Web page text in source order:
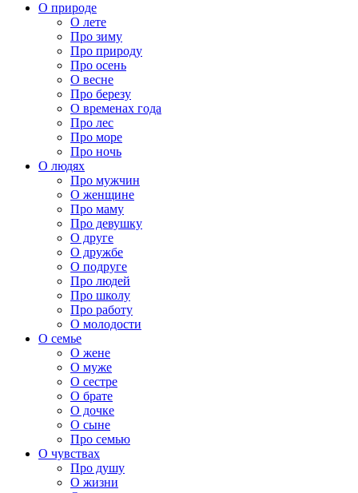
О природе
О лете
Про зиму
Про природу
Про осень
О весне
Про березу
О временах года
Про лес
Про море
Про ночь
О людях
Про мужчин
О женщине
Про маму
Про девушку
О друге
О дружбе
О подруге
Про людей
Про школу
Про работу
О молодости
О семье
О жене
О муже
О сестре
О брате
О дочке
О сыне
Про семью
О чувствах
Про душу
О жизни